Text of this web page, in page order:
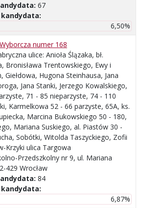
67
kandydata:
6,50%
numer 168
ulice: Anioła Ślązaka, bł.
Bronisława Trentowskiego, Ewy i
Giełdowa, Hugona Steinhausa, Jana
Jana Stanki, Jerzego Kowalskiego,
71 - 85 nieparzyste, 74 - 110
Karmelkowa 52 - 66 parzyste, 65A, ks.
Marcina Bukowskiego 50 - 180,
Mariana Suskiego, al. Piastów 30 -
Sobótki, Witolda Taszyckiego, Zofii
Krzyki ulica Targowa
Przedszkolny nr 9, ul. Mariana
429 Wrocław
84
kandydata:
6,87%